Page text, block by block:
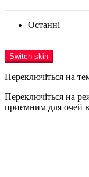
Останні
Switch skin
Переключіться на
Переключіться на
приємним для очей